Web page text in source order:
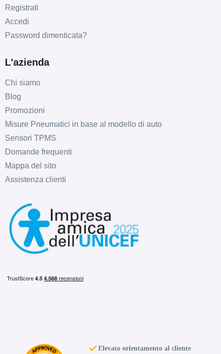
C B
71
Registrati
Accedi
Password dimenticata?
L'azienda
Chi siamo
Blog
Promozioni
Misure Pneumatici in base al modello di auto
Sensori TPMS
Domande frequenti
Mappa del sito
Assistenza clienti
Elevato orientamento al cliente